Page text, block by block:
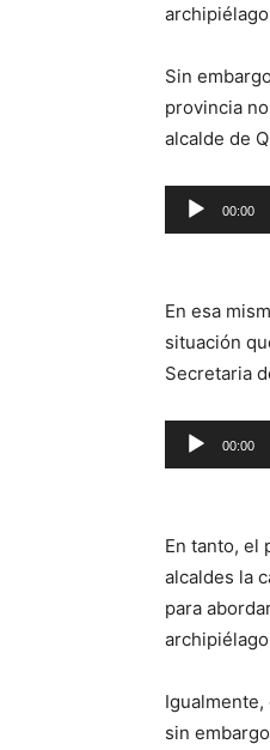
Sin
provincia
alcalde de
Reproductor
de
00:00
En esa
situación
Secretaria
Reproductor
de
00:00
En tanto, el
alcaldes la
para
sin